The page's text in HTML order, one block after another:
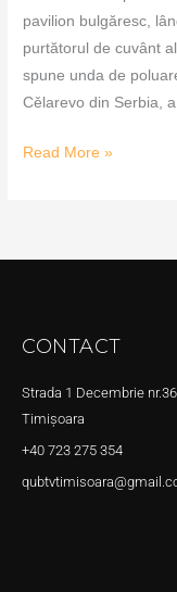
pavilion bulgăresc,
purtătorul de cuvânt
spune unda de
Cělarevo din Serbia,
Read More »
CONTACT
Strada 1 Decembrie nr.36,
Timișoara
+40 723 275 354